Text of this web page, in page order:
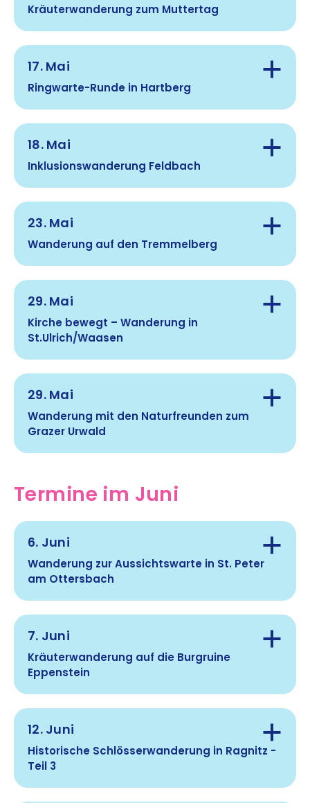
Anmeldung:
Hinweis:
Route:
Gehzeit:
Route:
Anmeldung:
Kräuterwanderung zum Muttertag
Treffpunkt:
Gehzeit:
Route:
Hinweis:
Anmeldung:
maria.perner@askoe-steiermark.at
17. Mai
Ringwarte-Runde in Hartberg
Treffpunkt:
Gehzeit:
Anmeldung:
18. Mai
Inklusionswanderung Feldbach
Treffpunkt:
Gehzeit:
Route:
Anmeldung:
23. Mai
Wanderung auf den Tremmelberg
Treffpunkt:
Gehzeit:
Route:
Hinweis:
Anmeldung:
29. Mai
Kirche bewegt – Wanderung in
St.Ulrich/Waasen
Treffpunkt:
29. Mai
Wanderung mit den Naturfreunden zum
Grazer Urwald
Treffpunkt:
Gehzeit:
Termine im Juni
6. Juni
Wanderung zur Aussichtswarte in St. Peter
am Ottersbach
Gehzeit:
Route:
7. Juni
Kräuterwanderung auf die Burgruine
Eppenstein
12. Juni
Historische Schlösserwanderung in Ragnitz -
Teil 3